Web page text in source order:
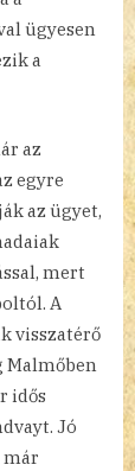
ügyesen
a
az
egyre
az ügyet,
mert
A
visszatérő
Malmőben
idős
Jó
már